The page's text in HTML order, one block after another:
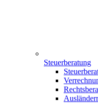
Steuerberatung